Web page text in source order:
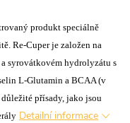
produkt speciálně
Re-Cuper je založen na
syrovátkovém hydrolyzátu s
L-Glutamin a BCAA (v
přísady, jako jsou
Detailní informace